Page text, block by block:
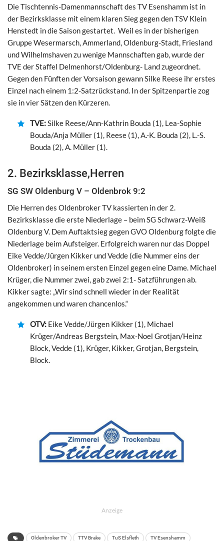
Die Tischtennis-Damenmannschaft des TV Esenshamm ist in
der Bezirksklasse mit einem klaren Sieg gegen den TSV Klein
Henstedt in die Saison gestartet. Weil es in der bisherigen
Gruppe Wesermarsch, Ammerland, Oldenburg-Stadt, Friesland
und Wilhelmshaven zu wenige Mannschaften gab, wurde der
TVE der Staffel Delmenhorst/Oldenburg- Land zugeordnet.
Gegen den Fünften der Vorsaison gewann Silke Reese ihr erstes
Einzel nach einem 1:2-Satzrückstand. In der Spitzenpartie zog
sie in vier Sätzen den Kürzeren.
TVE:Silke Reese/Ann-Kathrin Bouda (1), Lea-Sophie
Bouda/Anja Müller (1), Reese (1), A.-K. Bouda (2), L.-S.
Bouda (2), A. Müller (1).
2. Bezirksklasse,Herren
SG SW Oldenburg V – Oldenbrok 9:2
Die Herren des Oldenbroker TV kassierten in der 2.
Bezirksklasse die erste Niederlage – beim SG Schwarz-Weiß
Oldenburg V. Dem Auftaktsieg gegen GVO Oldenburg folgte die
Niederlage beim Aufsteiger. Erfolgreich waren nur das Doppel
Eike Vedde/Jürgen Kikker und Vedde (die Nummer eins der
Oldenbroker) in seinem ersten Einzel gegen eine Dame. Michael
Krüger, die Nummer zwei, gab zwei 2:1- Satzführungen ab.
Kikker sagte: „Wir sind schnell wieder in der Realität
angekommen und waren chancenlos.“
OTV: Eike Vedde/Jürgen Kikker (1), Michael
Krüger/Andreas Bergstein, Max-Noel Grotjan/Heinz
Block, Vedde (1), Krüger, Kikker, Grotjan, Bergstein,
Block.
Anzeige
Oldenbroker TV TTV Brake TuS Elsfleth TV Esenshamm